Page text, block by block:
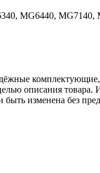
MG6440, MG7140,
описания
изменена без